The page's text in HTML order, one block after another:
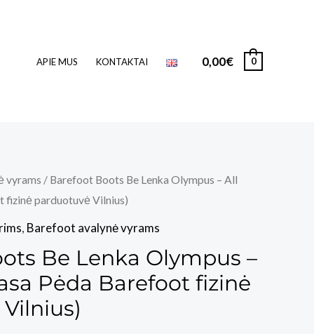
APIE MUS KONTAKTAI 0,00€ 0
vyrams / Barefoot Boots Be Lenka Olympus – All
fizinė parduotuvė Vilnius)
, Barefoot avalynė vyrams
Be Lenka Olympus –
Pėda Barefoot fizinė